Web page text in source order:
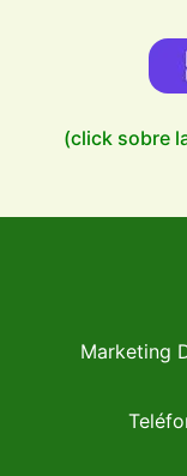
(click sobre
Marketing